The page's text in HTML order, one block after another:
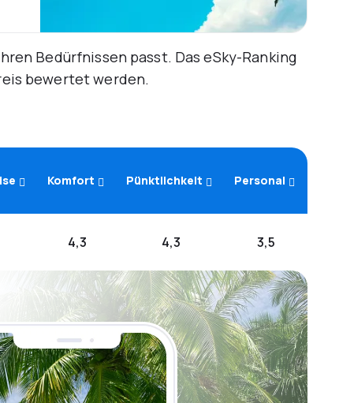
Bedürfnissen passt. Das eSky-Ranking
bewertet werden.
Komfort Pünktlichkeit Personal
4,3 4,3 3,5